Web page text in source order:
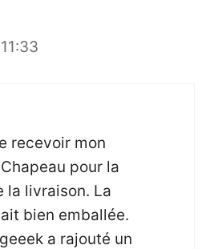
recevoir mon
pour la
la livraison. La
bien emballée.
a rajouté un